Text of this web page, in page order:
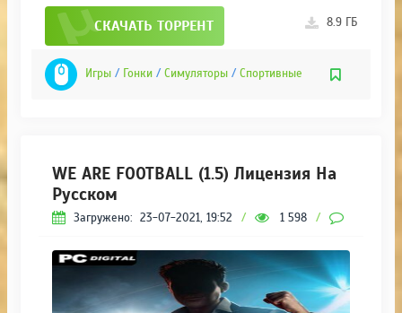
СКАЧАТЬ ТОРРЕНТ 8.9 ГБ
Игры / Гонки / Симуляторы / Спортивные
WE ARE FOOTBALL (1.5) Лицензия На
Русском
Загружено: 23-07-2021, 19:52 / 1 598 /